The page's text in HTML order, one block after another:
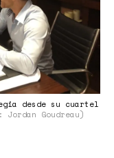
desde su cuartel
Jordan Goudreau)